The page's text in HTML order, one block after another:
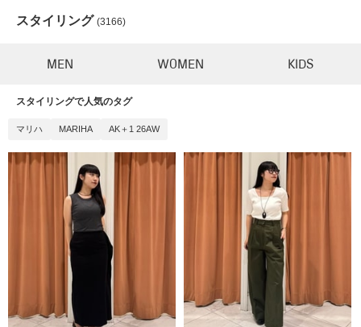
スタイリング (3166)
MEN WOMEN KIDS
スタイリングで人気のタグ
マリハ MARIHA AK＋1 26AW